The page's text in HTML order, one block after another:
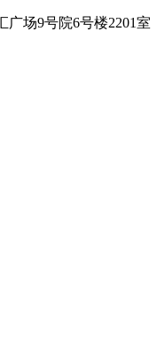
场9号院6号楼2201室